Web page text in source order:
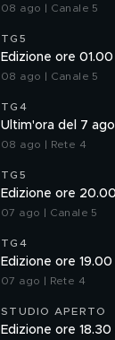
08 ago | Canale 5
TG5
Edizione ore
08 ago | Canale 5
TG4
Ultim'ora del 7
08 ago | Rete 4
TG5
Edizione ore
07 ago | Canale 5
TG4
Edizione ore
07 ago | Rete 4
STUDIO APERTO
Edizione ore